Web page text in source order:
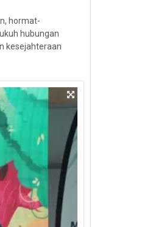
hormat-
hubungan
kesejahteraan